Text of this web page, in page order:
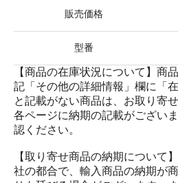
販売価格
型番
【商品の在庫状況について】商
記「その他の詳細情報」欄に「
と記載がない商品は、お取り寄
各ページに納期の記載がござい
認ください。
【取り寄せ商品の納期について
社の都合で、輸入商品の納期が